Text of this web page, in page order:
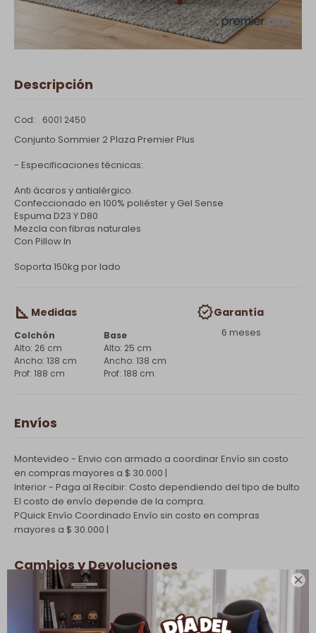

Descripción
6001 2450
Conjunto Sommier 2 Plaza Premier Plus
- Especificaciones técnicas:
Anti ácaros y antialérgico.
Confeccionado en 100% poliéster y Gel Sense
Espuma D23 Y D80
Mezcla con fibras naturales
Con Pillow In
Soporta 150kg por lado
Medidas
Colchón
26 cm
138 cm
188 cm
Base
25 cm
138 cm
188 cm
Garantía
6 meses
Envíos
Montevideo - Envio con armado a coordinarEnvío sin costo
en compras mayores a $ 30.000 |
Interior - Paga al Recibir: Costo dependiendo del tipo de bulto
El costo de envío depende de la compra.
PQuick Envío Coordinado Envío sin costo en compras
mayores a $ 30.000 |
Cambios y Devoluciones
Todas las compras realizadas tienen un plazo de 5 días para
su cambio.